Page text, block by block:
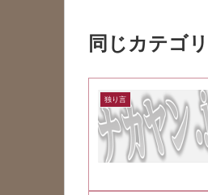
同じカテゴ
独り言